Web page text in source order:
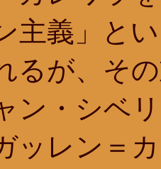
主義」と
るが、そ
ン・シベ
ッレン＝